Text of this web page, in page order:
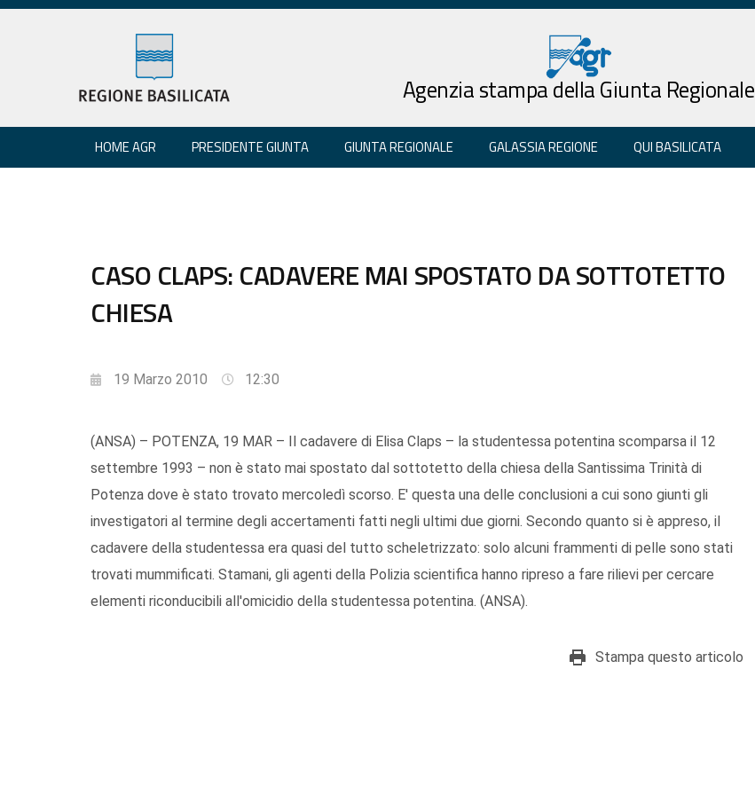
Agenzia stampa della Giunta Regionale
HOME AGR PRESIDENTE GIUNTA GIUNTA REGIONALE GALASSIA REGIONE QUI BASILICATA
CASO CLAPS: CADAVERE MAI SPOSTATO DA SOTTOTETTO
CHIESA
19 Marzo 2010 12:30
(ANSA) – POTENZA, 19 MAR – Il cadavere di Elisa Claps – la studentessa potentina scomparsa il 12
settembre 1993 – non è stato mai spostato dal sottotetto della chiesa della Santissima Trinità di
Potenza dove è stato trovato mercoledì scorso. E' questa una delle conclusioni a cui sono giunti gli
investigatori al termine degli accertamenti fatti negli ultimi due giorni. Secondo quanto si è appreso, il
cadavere della studentessa era quasi del tutto scheletrizzato: solo alcuni frammenti di pelle sono stati
trovati mummificati. Stamani, gli agenti della Polizia scientifica hanno ripreso a fare rilievi per cercare
elementi riconducibili all'omicidio della studentessa potentina. (ANSA).
Stampa questo articolo